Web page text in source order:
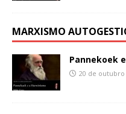
MARXISMO
Pannekoek
20 de outubro